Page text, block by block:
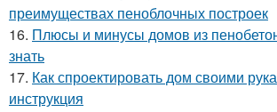
преимуществах пеноблочных построек
16. Плюсы и минусы домов из
знать
17. Как спроектировать дом своими
инструкция